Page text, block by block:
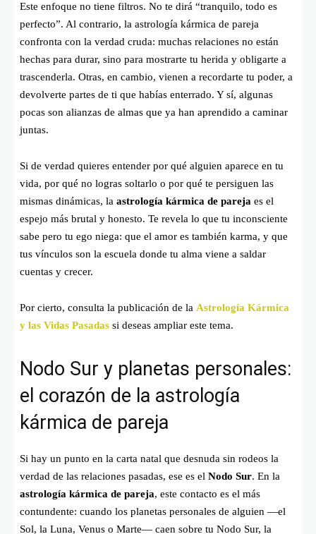
Este enfoque no tiene filtros. No te dirá “tranquilo, todo es
perfecto”. Al contrario, la astrología kármica de pareja
confronta con la verdad cruda: muchas relaciones no están
hechas para durar, sino para mostrarte tu herida y obligarte a
trascenderla. Otras, en cambio, vienen a recordarte tu poder, a
devolverte partes de ti que habías enterrado. Y sí, algunas
pocas son alianzas de almas que ya han aprendido a caminar
juntas.
Si de verdad quieres entender por qué alguien aparece en tu
vida, por qué no logras soltarlo o por qué te persiguen las
mismas dinámicas, la astrología kármica de pareja es el
espejo más brutal y honesto. Te revela lo que tu inconsciente
sabe pero tu ego niega: que el amor es también karma, y que
tus vínculos son la escuela donde tu alma viene a saldar
cuentas y crecer.
Por cierto, consulta la publicación de la Astrología Kármica
y las Vidas Pasadas si deseas ampliar este tema.
Nodo Sur y planetas personales:
el corazón de la astrología
kármica de pareja
Si hay un punto en la carta natal que desnuda sin rodeos la
verdad de las relaciones pasadas, ese es el Nodo Sur. En la
astrología kármica de pareja, este contacto es el más
contundente: cuando los planetas personales de alguien —el
Sol, la Luna, Venus o Marte— caen sobre tu Nodo Sur, la